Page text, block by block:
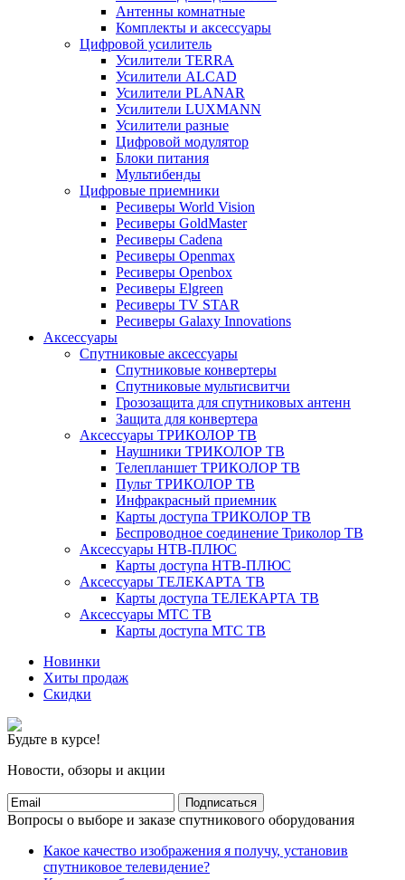
Антенны комнатные
Комплекты и аксессуары
Цифровой усилитель
Усилители TERRA
Усилители ALCAD
Усилители PLANAR
Усилители LUXMANN
Усилители разные
Цифровой модулятор
Блоки питания
Мультибенды
Цифровые приемники
Ресиверы World Vision
Ресиверы GoldMaster
Ресиверы Cadena
Ресиверы Openmax
Ресиверы Openbox
Ресиверы Elgreen
Ресиверы TV STAR
Ресиверы Galaxy Innovations
Аксессуары
Спутниковые аксессуары
Спутниковые конвертеры
Спутниковые мультисвитчи
Грозозащита для спутниковых антенн
Защита для конвертера
Аксессуары ТРИКОЛОР ТВ
Наушники ТРИКОЛОР ТВ
Телепланшет ТРИКОЛОР ТВ
Пульт ТРИКОЛОР ТВ
Инфракрасный приемник
Карты доступа ТРИКОЛОР ТВ
Беспроводное соединение Триколор ТВ
Аксессуары НТВ-ПЛЮС
Карты доступа НТВ-ПЛЮС
Аксессуары ТЕЛЕКАРТА ТВ
Карты доступа ТЕЛЕКАРТА ТВ
Аксессуары МТС ТВ
Карты доступа МТС ТВ
Новинки
Хиты продаж
Скидки
Будьте в курсе!
Новости, обзоры и акции
Подписаться
Вопросы о выборе и заказе спутникового оборудования
Какое качество изображения я получу, установив
спутниковое телевидение?